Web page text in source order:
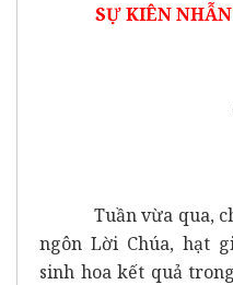
SỰ KIÊN
Tuần vừa qua,
ngôn Lời Chúa, hạt
sinh hoa kết quả